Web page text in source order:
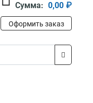
Сумма: 0,00 ₽
Оформить заказ